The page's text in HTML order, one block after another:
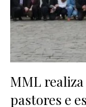
MML
pastores e